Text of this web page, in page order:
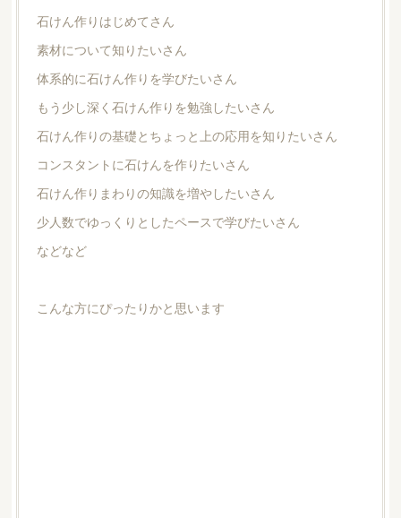
石けん作りはじめてさん
素材について知りたいさん
体系的に石けん作りを学びたいさん
もう少し深く石けん作りを勉強したいさん
石けん作りの基礎とちょっと上の応用を知りたいさん
コンスタントに石けんを作りたいさん
石けん作りまわりの知識を増やしたいさん
少人数でゆっくりとしたペースで学びたいさん
などなど
こんな方にぴったりかと思います